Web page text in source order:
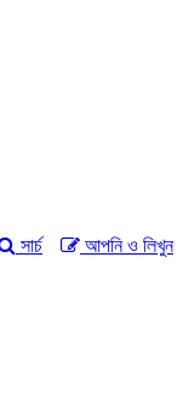
আপনি ও লিখুন
সার্চ